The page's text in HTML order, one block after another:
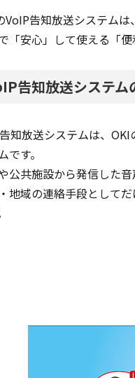
VoIP告知放送システム
「安心」して使える「便
告知放送システム
知放送システムは、
です。
公共施設から発信した
地域の連絡手段として